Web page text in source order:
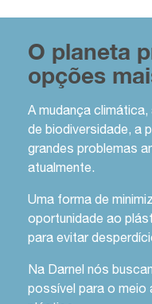
O planeta
opções
A mudança
de biodiversidade, a
grandes problemas
atualmente.
Uma forma de
oportunidade ao
para evitar
Na Darnel nós
possível para o meio